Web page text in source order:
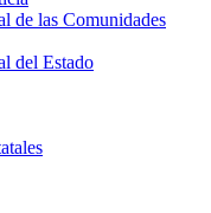
de las Comunidades
del Estado